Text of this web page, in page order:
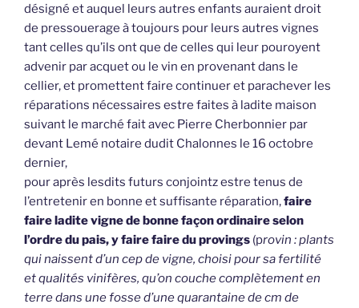
désigné et auquel leurs autres enfants auraient droit
de pressouerage à toujours pour leurs autres vignes
tant celles qu’ils ont que de celles qui leur pouroyent
advenir par acquet ou le vin en provenant dans le
cellier, et promettent faire continuer et parachever les
réparations nécessaires estre faites à ladite maison
suivant le marché fait avec Pierre Cherbonnier par
devant Lemé notaire dudit Chalonnes le 16 octobre
dernier,
pour après lesdits futurs conjointz estre tenus de
l’entretenir en bonne et suffisante réparation,faire
faire ladite vigne de bonne façon ordinaire selon
l’ordre du pais, y faire faire du provings (provin : plants
qui naissent d’un cep de vigne, choisi pour sa fertilité
et qualités vinifères, qu’on couche complètement en
terre dans une fosse d’une quarantaine de cm de